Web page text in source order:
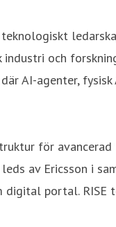
och
AI-agenter,
för
av Ericsson i
portal.